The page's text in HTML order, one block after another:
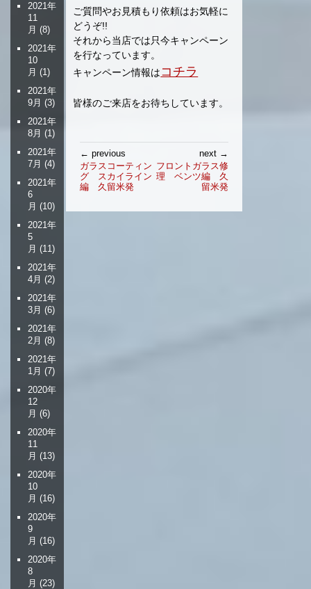
ご質問やお見積もり依頼はお気軽に
どうぞ!!
それから当店では只今キャンペーン
を行なっています。
キャンペーン情報はコチラ
皆様のご来店をお待ちしています。
稿
ナ
ビ
← previous
ガラスコーティン
グ スカイライン
編 久留米発
next →
フロントガラス修
理 ベンツ編 久
留米発
2021年
11
月 (8)
2021年
10
月 (1)
2021年
9月 (3)
2021年
8月 (1)
2021年
7月 (4)
2021年
6
月 (10)
2021年
5
月 (11)
2021年
4月 (2)
2021年
3月 (6)
2021年
2月 (8)
2021年
1月 (7)
2020年
12
月 (6)
2020年
11
月 (13)
2020年
10
月 (16)
2020年
9
月 (16)
2020年
8
月 (23)